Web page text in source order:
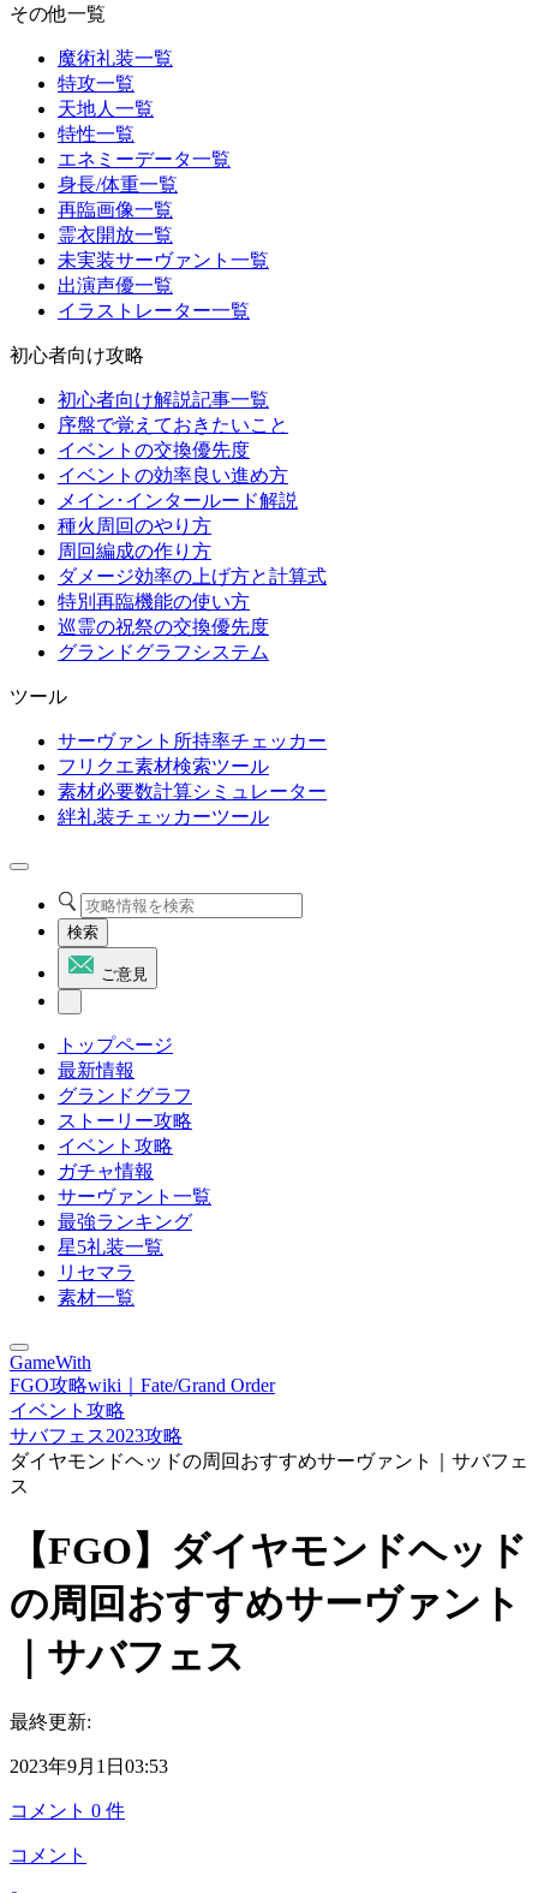
その他一覧
魔術礼装一覧
特攻一覧
天地人一覧
特性一覧
エネミーデータ一覧
身長/体重一覧
再臨画像一覧
霊衣開放一覧
未実装サーヴァント一覧
出演声優一覧
イラストレーター一覧
初心者向け攻略
初心者向け解説記事一覧
序盤で覚えておきたいこと
イベントの交換優先度
イベントの効率良い進め方
メイン･インタールード解説
種火周回のやり方
周回編成の作り方
ダメージ効率の上げ方と計算式
特別再臨機能の使い方
巡霊の祝祭の交換優先度
グランドグラフシステム
ツール
サーヴァント所持率チェッカー
フリクエ素材検索ツール
素材必要数計算シミュレーター
絆礼装チェッカーツール
検索
ご意見
トップページ
最新情報
グランドグラフ
ストーリー攻略
イベント攻略
ガチャ情報
サーヴァント一覧
最強ランキング
星5礼装一覧
リセマラ
素材一覧
GameWith
FGO攻略wiki｜Fate/Grand Order
イベント攻略
サバフェス2023攻略
ダイヤモンドヘッドの周回おすすめサーヴァント｜サバフェ
ス
【FGO】ダイヤモンドヘッド
の周回おすすめサーヴァント
｜サバフェス
最終更新:
2023年9月1日03:53
コメント 0 件
コメント